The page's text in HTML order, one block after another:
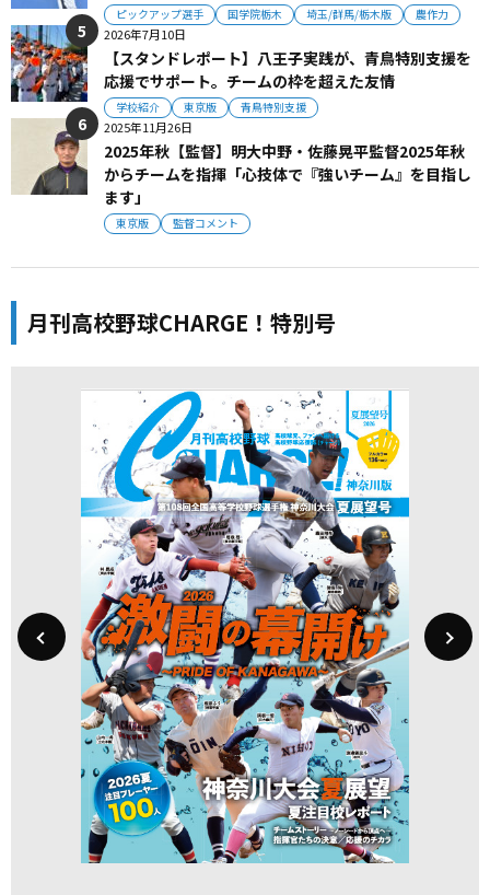
ピックアップ選手 国学院栃木 埼玉/群馬/栃木版 農作力
2026年7月10日
【スタンドレポート】八王子実践が、青鳥特別支援を
応援でサポート。チームの枠を超えた友情
学校紹介 東京版 青鳥特別支援
2025年11月26日
2025年秋【監督】明大中野・佐藤晃平監督2025年秋
からチームを指揮「心技体で『強いチーム』を目指し
ます」
東京版 監督コメント
月刊高校野球CHARGE！特別号